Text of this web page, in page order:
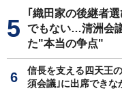
｢織田家の後継者
でもない…清洲会
た"本当の争点"
信長を支える四天王
須会議｣に出席できな